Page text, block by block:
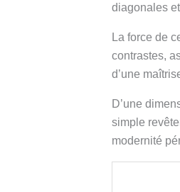
diagonales
La force de
contrastes,
d’une
D’une
simple
modernité